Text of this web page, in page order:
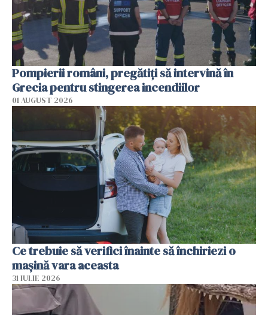
Pompierii români, pregătiţi să intervină în
Grecia pentru stingerea incendiilor
01 AUGUST 2026
Ce trebuie să verifici înainte să închiriezi o
mașină vara aceasta
31 IULIE 2026